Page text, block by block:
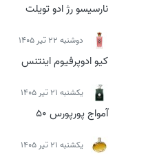
نارسیسو رژ ادو تویلت
دوشنبه 22 تیر 1405
کیو ادوپرفیوم اینتنس
يكشنبه 21 تیر 1405
آمواج پورپورس 50
يكشنبه 21 تیر 1405